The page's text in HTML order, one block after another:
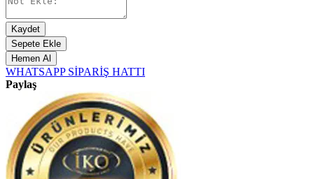
Kaydet
Sepete Ekle
Hemen Al
WHATSAPP SİPARİŞ HATTI
Paylaş